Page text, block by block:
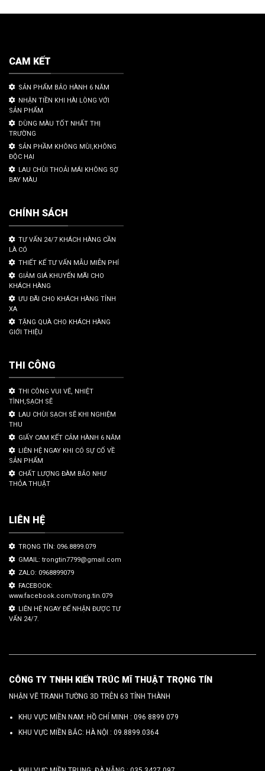
CAM KẾT
SẢN PHẨM BẢO HÀNH 6 NĂM
NHẬN TIỀN KHI HÀI LÒNG VỚI
SẢN PHẨM
DÙNG MÀU TỐT NHẤT THỊ
TRƯỜNG
SẢN PHẦM KHÔNG MÙI,KHÔNG
ĐỘC HẠI
LAU CHÙI THOẢI MÁI KHÔNG SỢ
BAY MÀU
CHÍNH SÁCH
TƯ VẤN 24/7 KHÁCH HÀNG CẦN
LÀ CÓ
THIẾT KẾ TƯ VẤN MẪU MIỄN PHÍ
GIẢM GIÁ KHUYẾN MÃI CHO
KHÁCH HÀNG
ƯU ĐÃI CHO KHÁCH HÀNG TỈNH
XA
TẶNG QUÀ CHO KHÁCH HÀNG
GIỚI THIỆU
THI CÔNG
THI CÔNG VUI VẼ, NHIỆT
TÌNH,SẠCH SẼ
LAU CHÙI SẠCH SẼ KHI NGHIỆM
THU
GIẤY CAM KẾT CẢM HÀNH 6 NĂM
LIÊN HỆ NGAY KHI CÓ SỰ CỐ VỀ
SẢN PHẨM
CHẤT LƯỢNG ĐÀM BẢO NHƯ
THỎA THUẬT
LIÊN HỆ
TRỌNG TÍN: 096.8899.079
GMAIL: trongtin7799@gmail.com
ZALO: 0968899079
FACEBOOK:
www.facebook.com/trong.tin.079
LIÊN HỆ NGAY ĐỂ NHẬN ĐƯỢC TƯ
VẤN 24/7.
CÔNG TY TNHH KIẾN TRÚC MĨ THUẬT TRỌNG TÍN
NHẬN VẼ TRANH TƯỜNG 3D TRÊN 63 TỈNH THÀNH
KHU VỰC MIỀN NAM: HỒ CHÍ MINH : 096 8899 079
KHU VỰC MIỀN BẮC: HÀ NỘI : 09.8899.0364